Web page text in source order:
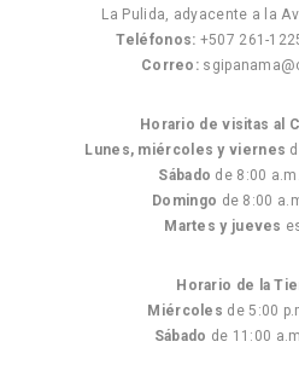
La Pulida, adyacente a la
Teléfonos: +507 261-
Correo:
Horario de visitas al
Lunes, miércoles y viernes
Sábado de 8:00
Domingo de 8:00
Martes y jueves
Horario de la
Miércoles de 5:00
Sábado de 11:00